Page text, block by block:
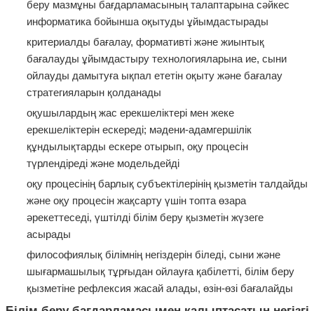
беру мазмұны бағдарламасының талаптарына сәйкес
информатика бойынша оқытуды ұйымдастырады
критериалды бағалау, формативті және жиынтық
бағалауды ұйымдастыру технологияларына ие, сыни
ойлауды дамытуға ықпал ететін оқыту және бағалау
стратегияларын қолданады
оқушылардың жас ерекшеліктері мен жеке
ерекшеліктерін ескереді; мәдени-адамгершілік
құндылықтарды ескере отырып, оқу процесін
түрлендіреді және модельдейді
оқу процесінің барлық субъектілерінің қызметін талдайды
және оқу процесін жақсарту үшін топта өзара
әрекеттеседі, үштілді білім беру қызметін жүзеге
асырады
философиялық білімнің негіздерін біледі, сыни және
шығармашылық тұрғыдан ойлауға қабілетті, білім беру
қызметіне рефлексия жасай алады, өзін-өзі бағалайды